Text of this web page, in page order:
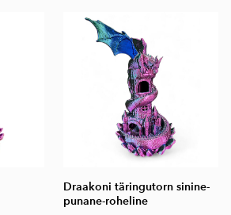
Draakoni täringutorn sinine-
punane-roheline